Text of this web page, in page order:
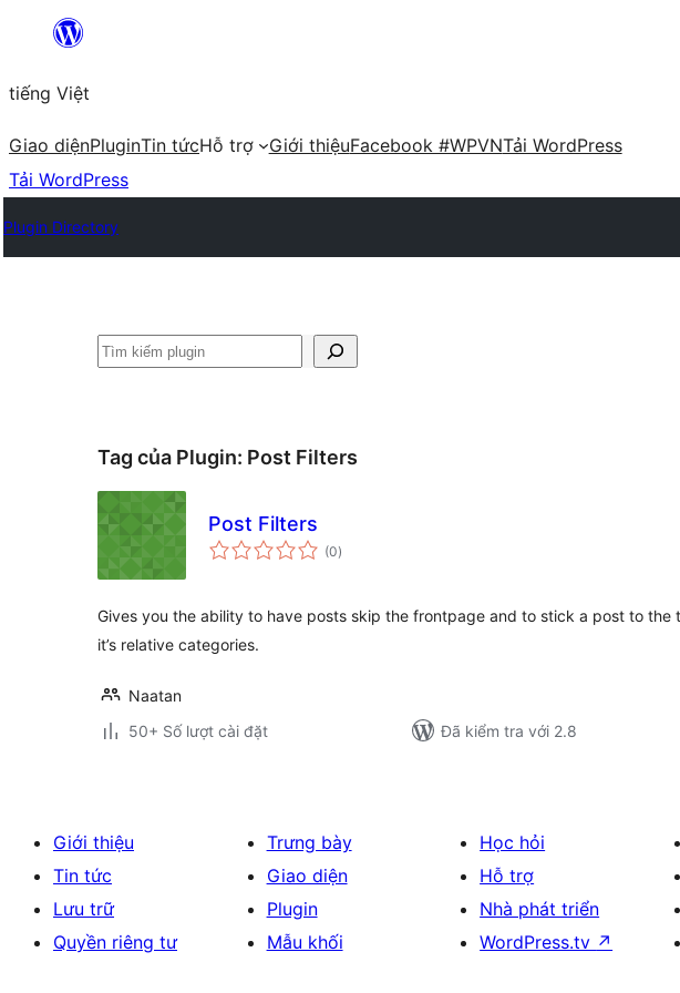
Chuyển
phần
nội
dung
tiếng Việt
Giao diệnPluginTin tứcHỗ trợ Giới thiệuFacebook #WPVNTải WordPress
Tải WordPress
Plugin Directory
Tìm
Tag của Plugin: Post Filters
Post Filters
(0tổng
đánh
)
Gives you the ability to have posts skip the frontpage and to stick a post to the
it’s relative categories.
Naatan
50+ Số lượt cài đặt
Đã kiểm tra với 2.8
Giới thiệu
Tin tức
Lưu trữ
Quyền riêng tư
Trưng bày
Giao diện
Plugin
Mẫu khối
Học hỏi
Hỗ trợ
Nhà phát triển
WordPress.tv ↗